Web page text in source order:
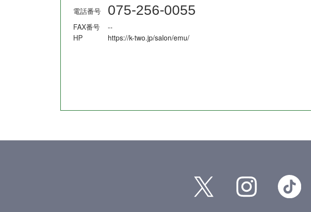
電話番号
075-256-0055
FAX番号
--
HP
https://k-two.jp/salon/emu/